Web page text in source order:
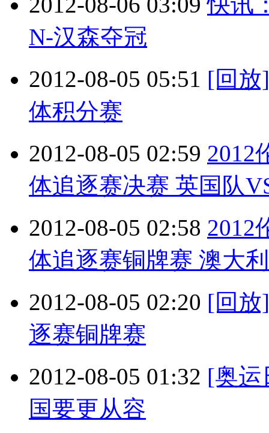
N-汉森夺冠
2012-08-05 05:51 [回放
体积分赛
2012-08-05 02:59 2012
体追逐赛决赛 英国队
2012-08-05 02:58 2012
体追逐赛铜牌赛 澳大
2012-08-05 02:20 [回放
逐赛铜牌赛
2012-08-05 01:32 [奥运
国要更从容